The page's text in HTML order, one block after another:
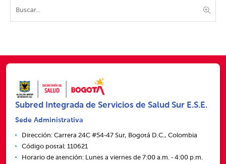
Subred Integrada de Servicios de Salud Sur E.S.E.
Sede Administrativa
Dirección: Carrera 24C #54‑47 Sur, Bogotá D.C., Colombia
Código postal: 110621
Horario de atención: Lunes a viernes de 7:00 a.m. ‑ 4:00 p.m.